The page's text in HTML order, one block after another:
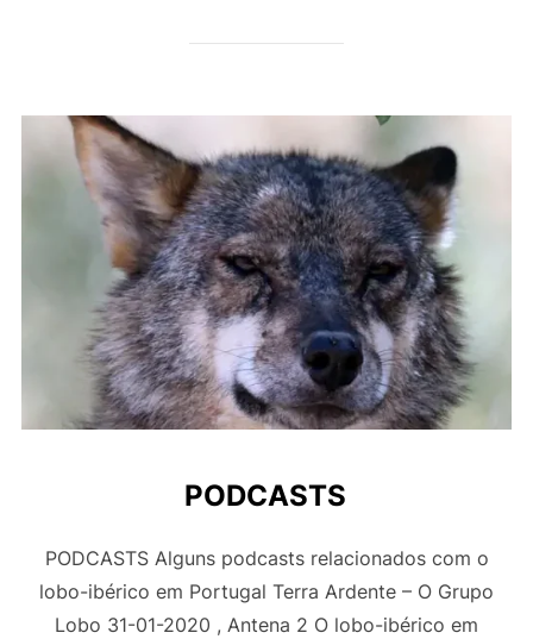
PODCASTS
PODCASTS Alguns podcasts relacionados com o
lobo-ibérico em Portugal Terra Ardente – O Grupo
Lobo 31-01-2020 , Antena 2 O lobo-ibérico em